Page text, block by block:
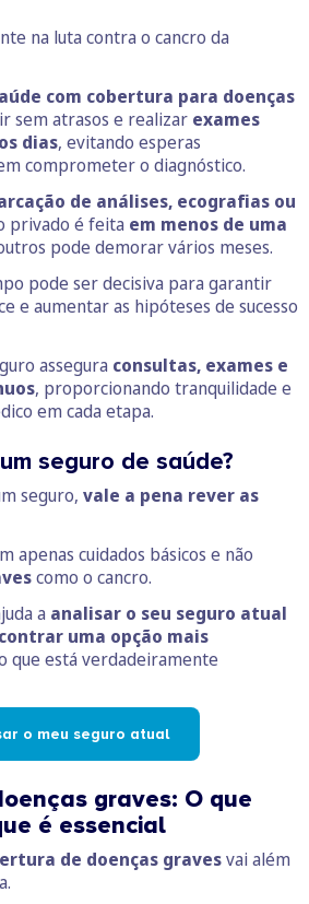
na luta contra o cancro da
com cobertura para doenças
sem atrasos e realizar exames
dias, evitando esperas
comprometer o diagnóstico.
de análises, ecografias ou
privado é feita em menos de uma
pode demorar vários meses.
pode ser decisiva para garantir
e aumentar as hipóteses de sucesso
assegura consultas, exames e
, proporcionando tranquilidade e
em cada etapa.
seguro de saúde?
seguro, vale a pena rever as
apenas cuidados básicos e não
como o cancro.
a analisar o seu seguro atual
uma opção mais
que está verdadeiramente
o meu seguro atual
graves: O que
é essencial
de doenças gravesvai além